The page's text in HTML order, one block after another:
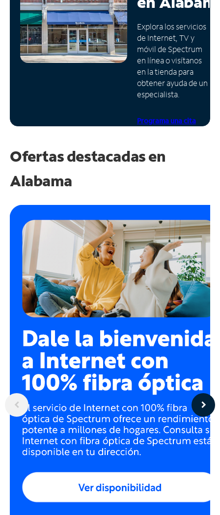
Administrar
cuenta
Encuentra
una
tienda
Explora los servicios
de Internet, TV y
móvil de Spectrum
en línea o visítanos
en la tienda para
obtener ayuda de un
especialista.
Programa una cita
Ofertas destacadas en
Alabama